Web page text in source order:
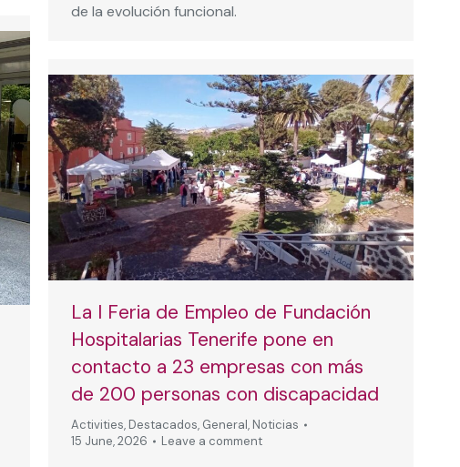
de la evolución funcional.
La I Feria de Empleo de Fundación
Hospitalarias Tenerife pone en
contacto a 23 empresas con más
de 200 personas con discapacidad
Activities, Destacados, General, Noticias
15 June, 2026
Leave a comment